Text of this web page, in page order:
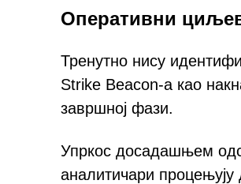
Оперативни
Тренутно нису
Strike Beacon-а као
завршној фази.
Упркос досадашњем
аналитичари